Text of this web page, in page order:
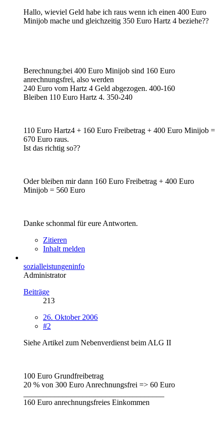
Hallo, wieviel Geld habe ich raus wenn ich einen 400 Euro
Minijob mache und gleichzeitig 350 Euro Hartz 4 beziehe??
Berechnung:bei 400 Euro Minijob sind 160 Euro
anrechnungsfrei, also werden
240 Euro vom Hartz 4 Geld abgezogen. 400-160
Bleiben 110 Euro Hartz 4. 350-240
110 Euro Hartz4 + 160 Euro Freibetrag + 400 Euro Minijob =
670 Euro raus.
Ist das richtig so??
Oder bleiben mir dann 160 Euro Freibetrag + 400 Euro
Minijob = 560 Euro
Danke schonmal für eure Antworten.
Zitieren
Inhalt melden
sozialleistungeninfo
Administrator
Beiträge
213
26. Oktober 2006
#2
Siehe Artikel zum Nebenverdienst beim ALG II
100 Euro Grundfreibetrag
20 % von 300 Euro Anrechnungsfrei => 60 Euro
160 Euro anrechnungsfreies Einkommen